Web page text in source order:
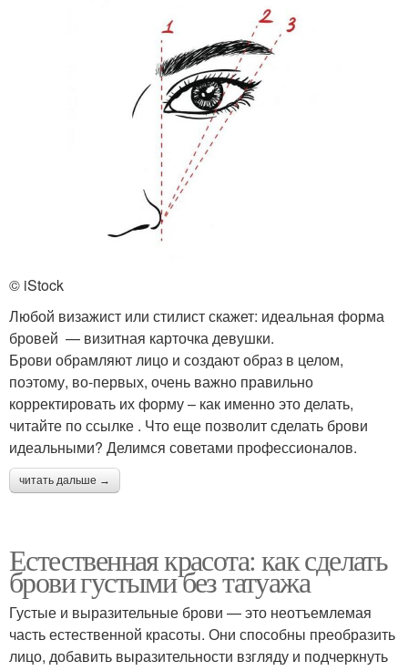
© iStock
Любой визажист или стилист скажет: идеальная форма
бровей — визитная карточка девушки.
Брови обрамляют лицо и создают образ в целом,
поэтому, во-первых, очень важно правильно
корректировать их форму – как именно это делать,
читайте по ссылке . Что еще позволит сделать брови
идеальными? Делимся советами профессионалов.
читать дальше →
Естественная красота: как сделать
брови густыми без татуажа
Густые и выразительные брови — это неотъемлемая
часть естественной красоты. Они способны преобразить
лицо, добавить выразительности взгляду и подчеркнуть